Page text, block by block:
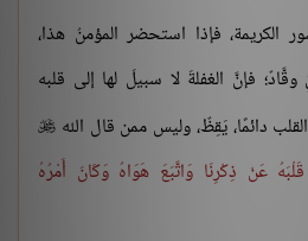
الكريمة، فإذا استحضر المؤمنُ هذا،
فإنَّ الغفلةَ لا سبيلَ لها إلى قلبه
دائمًا، يَقِظٌ، وليس ممن قال الله 
عَنْ ذِكْرِنَا وَاتَّبَعَ هَوَاهُ وَكَانَ أَمْرُهُ